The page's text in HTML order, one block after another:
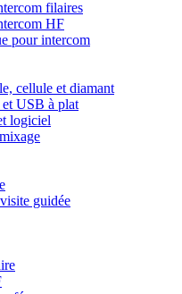
filaires
HF
pour intercom
cellule et diamant
USB à plat
logiciel
guidée